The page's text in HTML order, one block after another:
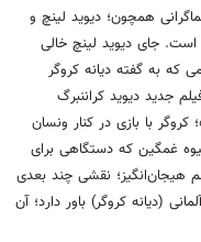
همچون؛ دیوید لینچ و
است. جای دیوید لینچ خالی
که به گفته دیانه کروگر
جدید دیوید کراننبرگ
با بازی در کنار ونسان
غمگین که دستگاهی برای
هیجان‌انگیز؛ نقشی چند بعدی
(دیانه کروگر) باور دارد؛ آن